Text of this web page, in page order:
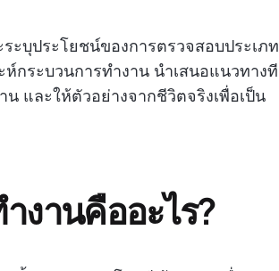
ะบุประโยชน์ของการตรวจสอบประเภท
ห์กระบวนการทำงาน นำเสนอแนวทางที
และให้ตัวอย่างจากชีวิตจริงเพื่อเป็น
งานคืออะไร?